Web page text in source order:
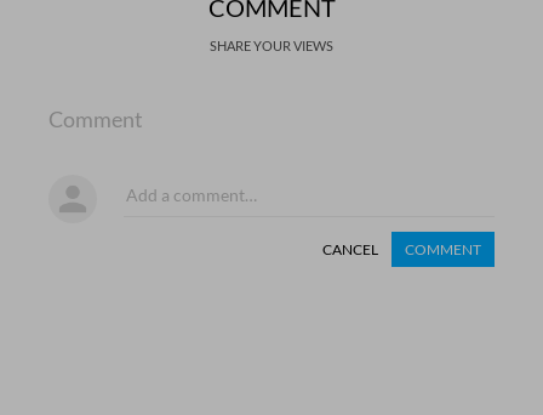
COMMENT
SHARE YOUR VIEWS
Comment
CANCEL COMMENT